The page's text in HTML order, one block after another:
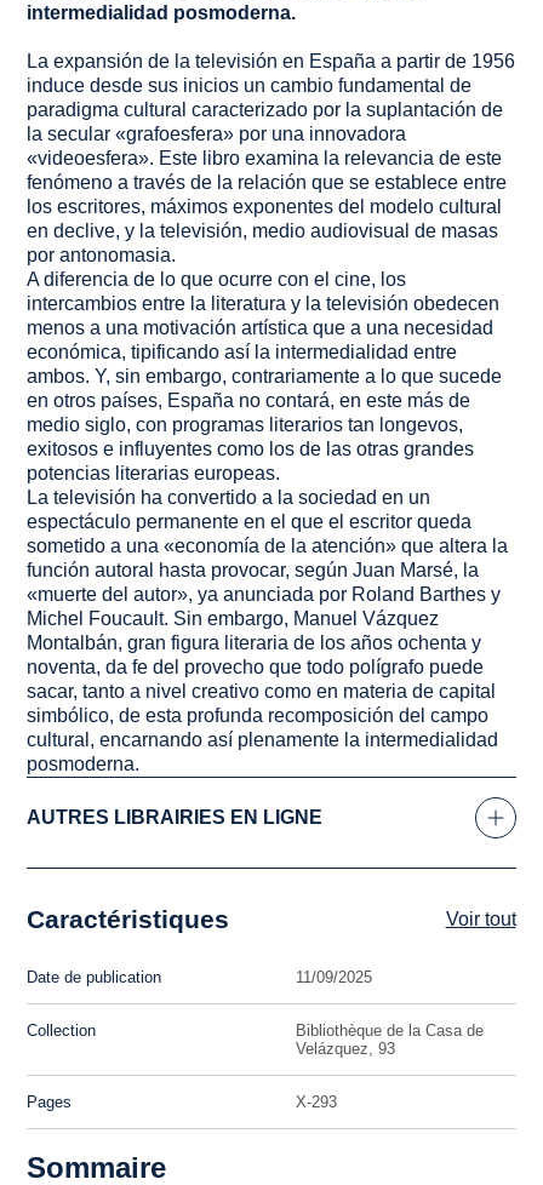
intermedialidad posmoderna.
La expansión de la televisión en España a partir de 1956
induce desde sus inicios un cambio fundamental de
paradigma cultural caracterizado por la suplantación de
la secular «grafoesfera» por una innovadora
«videoesfera». Este libro examina la relevancia de este
fenómeno a través de la relación que se establece entre
los escritores, máximos exponentes del modelo cultural
en declive, y la televisión, medio audiovisual de masas
por antonomasia.
A diferencia de lo que ocurre con el cine, los
intercambios entre la literatura y la televisión obedecen
menos a una motivación artística que a una necesidad
económica, tipificando así la intermedialidad entre
ambos. Y, sin embargo, contrariamente a lo que sucede
en otros países, España no contará, en este más de
medio siglo, con programas literarios tan longevos,
exitosos e influyentes como los de las otras grandes
potencias literarias europeas.
La televisión ha convertido a la sociedad en un
espectáculo permanente en el que el escritor queda
sometido a una «economía de la atención» que altera la
función autoral hasta provocar, según Juan Marsé, la
«muerte del autor», ya anunciada por Roland Barthes y
Michel Foucault. Sin embargo, Manuel Vázquez
Montalbán, gran figura literaria de los años ochenta y
noventa, da fe del provecho que todo polígrafo puede
sacar, tanto a nivel creativo como en materia de capital
simbólico, de esta profunda recomposición del campo
cultural, encarnando así plenamente la intermedialidad
posmoderna.
AUTRES LIBRAIRIES EN LIGNE
Caractéristiques Voir tout
Date de publication 11/09/2025
Collection
Bibliothèque de la Casa de
Velázquez, 93
Pages X-293
Sommaire